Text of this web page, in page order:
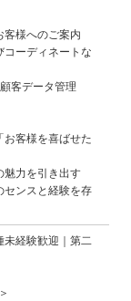
客様へのご案内
コーディネートな
顧客データ管理
お客様を喜ばせた
魅力を引き出す
センスと経験を存
経験歓迎｜第二